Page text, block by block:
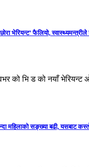
भेरियन्ट’ फैलियो,
को भि ड को नयाँ भेरियन्ट
महिलाको सङ्ख्या बढी, यसबाट